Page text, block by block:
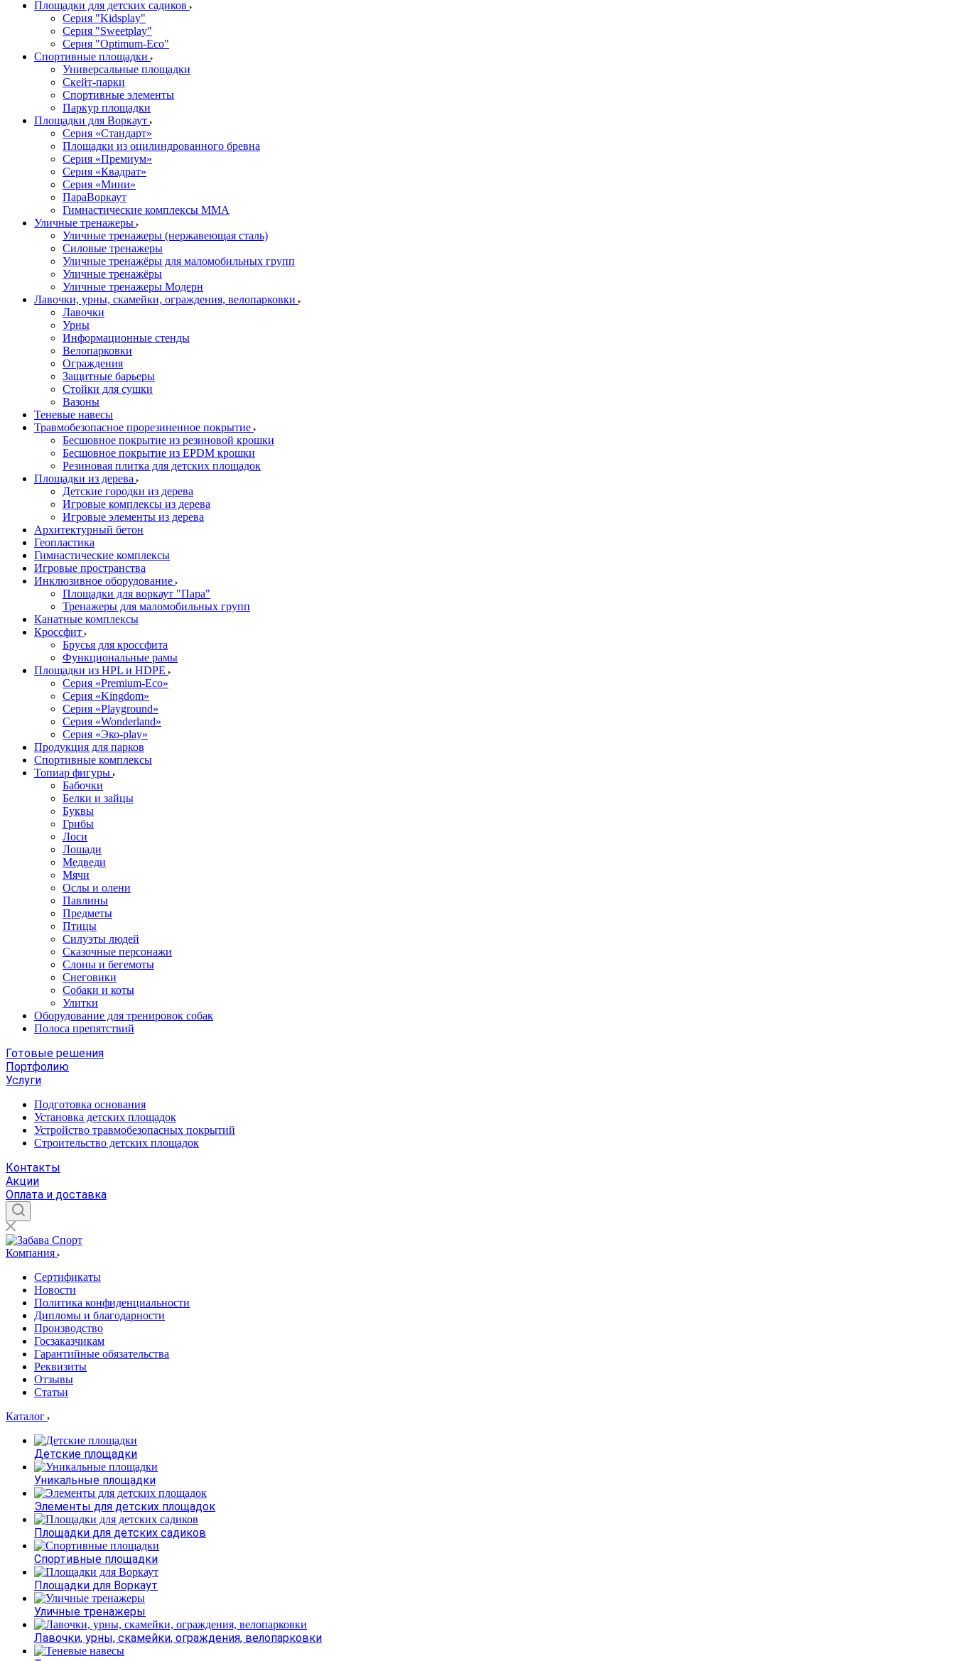
Площадки для детских садиков
Серия "Kidsplay"
Серия "Sweetplay"
Серия "Оptimum-Еco"
Спортивные площадки
Универсальные площадки
Скейт-парки
Спортивные элементы
Паркур площадки
Площадки для Воркаут
Серия «Стандарт»
Площадки из оцилиндрованного бревна
Серия «Премиум»
Серия «Квадрат»
Серия «Мини»
ПараВоркаут
Гимнастические комплексы ММА
Уличные тренажеры
Уличные тренажеры (нержавеющая сталь)
Силовые тренажеры
Уличные тренажёры для маломобильных групп
Уличные тренажёры
Уличные тренажеры Модерн
Лавочки, урны, скамейки, ограждения, велопарковки
Лавочки
Урны
Информационные стенды
Велопарковки
Ограждения
Защитные барьеры
Стойки для сушки
Вазоны
Теневые навесы
Травмобезопасное прорезиненное покрытие
Бесшовное покрытие из резиновой крошки
Бесшовное покрытие из EPDM крошки
Резиновая плитка для детских площадок
Площадки из дерева
Детские городки из дерева
Игровые комплексы из дерева
Игровые элементы из дерева
Архитектурный бетон
Геопластика
Гимнастические комплексы
Игровые пространства
Инклюзивное оборудование
Площадки для воркаут "Пара"
Тренажеры для маломобильных групп
Канатные комплексы
Кроссфит
Брусья для кроссфита
Функциональные рамы
Площадки из HPL и HDPE
Серия «Premium-Eco»
Серия «Kingdom»
Серия «Playground»
Серия «Wonderland»
Серия «Эко-play»
Продукция для парков
Спортивные комплексы
Топиар фигуры
Бабочки
Белки и зайцы
Буквы
Грибы
Лоси
Лошади
Медведи
Мячи
Ослы и олени
Павлины
Предметы
Птицы
Силуэты людей
Сказочные персонажи
Слоны и бегемоты
Снеговики
Собаки и коты
Улитки
Оборудование для тренировок собак
Полоса препятствий
Готовые решения
Портфолию
Услуги
Подготовка основания
Установка детских площадок
Устройство травмобезопасных покрытий
Строительство детских площадок
Контакты
Акции
Оплата и доставка
Компания
Сертификаты
Новости
Политика конфиденциальности
Дипломы и благодарности
Производство
Госзаказчикам
Гарантийные обязательства
Реквизиты
Отзывы
Статьи
Каталог
Детские площадки
Уникальные площадки
Элементы для детских площадок
Площадки для детских садиков
Спортивные площадки
Площадки для Воркаут
Уличные тренажеры
Лавочки, урны, скамейки, ограждения, велопарковки